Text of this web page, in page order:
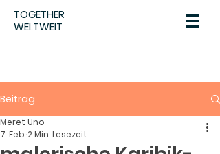
TOGETHER
WELTWEIT
Beitrag
Meret Uno
7. Feb.2 Min. Lesezeit